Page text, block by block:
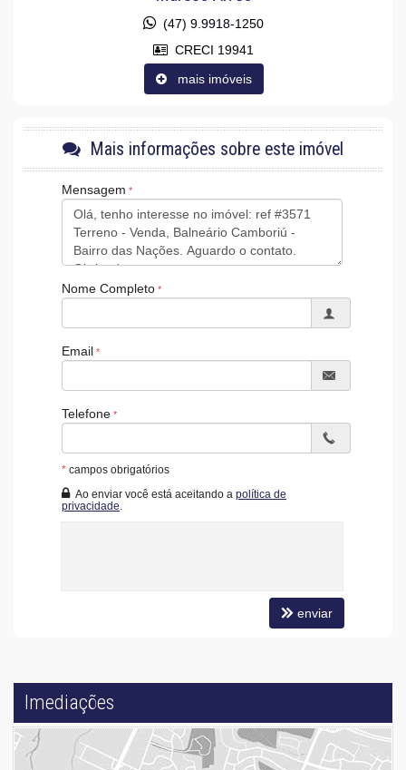
(47) 9.9918-1250
CRECI 19941
mais imóveis
Mais informações sobre este imóvel
Mensagem
Nome Completo
Email
Telefone
* campos obrigatórios
Ao enviar você está aceitando a política de
privacidade.
enviar
Imediações